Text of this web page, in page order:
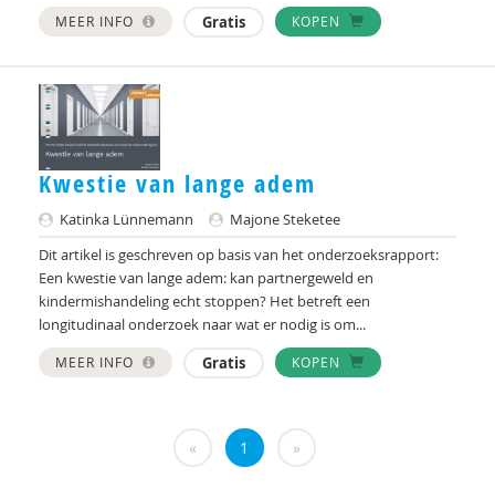
Katja Meertens
Shirley Molenaar
Adri van Montfoort
Jules Mulder
D. van Niftrik
Saskia Oenen
Saskia van Oenen
Geertjan Overbeek
Dyonne Pennings
Esther Piersma
MEER INFO Gratis KOPEN
Kwestie van lange adem
Katinka Lünnemann
Majone Steketee
Dit artikel is geschreven op basis van het onderzoeksrapport:
Een kwestie van lange adem: kan partnergeweld en
kindermishandeling echt stoppen? Het betreft een
longitudinaal onderzoek naar wat er nodig is om...
MEER INFO Gratis KOPEN
« 1 »